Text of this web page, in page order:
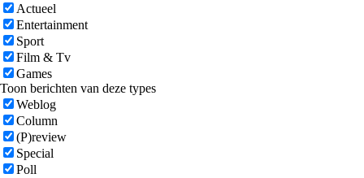
Actueel
Entertainment
Sport
Film & Tv
Games
Toon berichten van deze types
Weblog
Column
(P)review
Special
Poll